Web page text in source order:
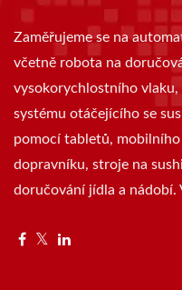
Zaměřujeme se na
včetně robota na
vysokorychlostního vlaku,
systému otáčejícího se
pomocí tabletů,
dopravníku, stroje na
doručování jídla a